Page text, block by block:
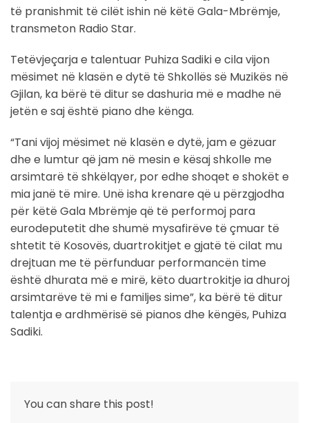
të pranishmit të cilët ishin në këtë Gala-Mbrëmje,
transmeton Radio Star.
Tetëvjeçarja e talentuar Puhiza Sadiki e cila vijon
mësimet në klasën e dytë të Shkollës së Muzikës në
Gjilan, ka bërë të ditur se dashuria më e madhe në
jetën e saj është piano dhe kënga.
“Tani vijoj mësimet në klasën e dytë, jam e gëzuar
dhe e lumtur që jam në mesin e kësaj shkolle me
arsimtarë të shkëlqyer, por edhe shoqet e shokët e
mia janë të mire. Unë isha krenare që u përzgjodha
për këtë Gala Mbrëmje që të performoj para
eurodeputetit dhe shumë mysafirëve të çmuar të
shtetit të Kosovës, duartrokitjet e gjatë të cilat mu
drejtuan me të përfunduar performancën time
është dhurata më e mirë, këto duartrokitje ia dhuroj
arsimtarëve të mi e familjes sime”, ka bërë të ditur
talentja e ardhmërisë së pianos dhe këngës, Puhiza
Sadiki.
You can share this post!